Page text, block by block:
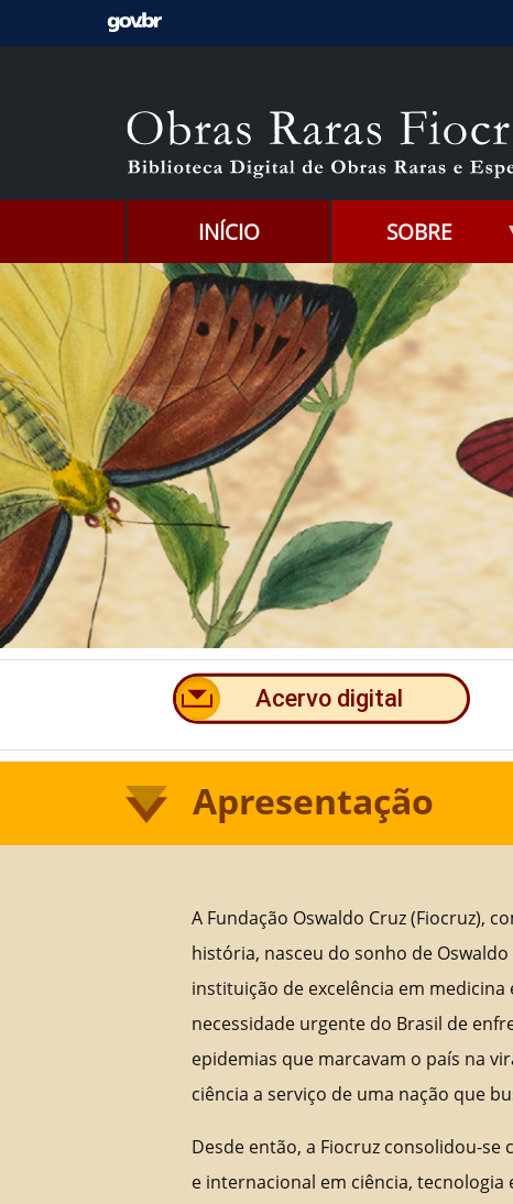
Ir para o conteúdo [1]
Ir para o menu [2]
INÍCIO SOBRE
Apresentação
A Fundação Oswaldo Cruz (Fiocruz),
história, nasceu do sonho de
instituição de excelência em medicina
necessidade urgente do Brasil de
epidemias que marcavam o país na
ciência a serviço de uma nação que
Desde então, a Fiocruz consolidou-se
e internacional em ciência, tecnologia